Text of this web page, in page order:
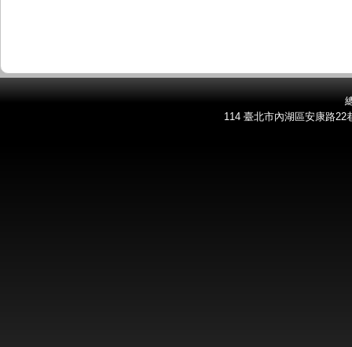
114 臺北市內湖區安康路22